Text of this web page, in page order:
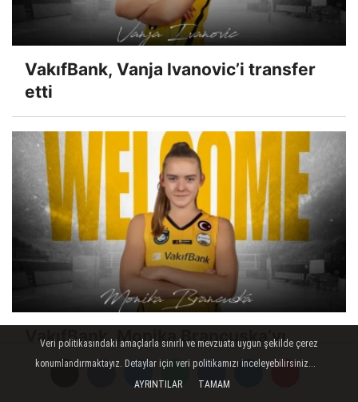
VakıfBank, Vanja Ivanovic’i transfer
etti
VakıfBank, Monika Brancuska’yı
kadrosuna kattı
Veri politikasındaki amaçlarla sınırlı ve mevzuata uygun şekilde çerez
konumlandırmaktayız. Detaylar için veri politikamızı inceleyebilirsiniz...
AYRINTILAR
TAMAM